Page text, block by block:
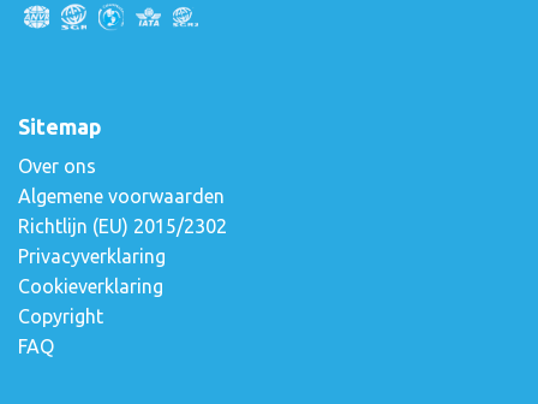
Sitemap
Over ons
Algemene voorwaarden
Richtlijn (EU) 2015/2302
Privacyverklaring
Cookieverklaring
Copyright
FAQ